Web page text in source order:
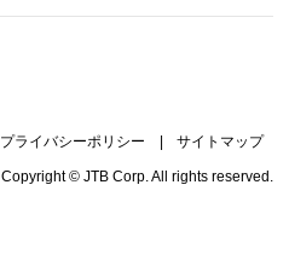
プライバシーポリシー | サイトマップ
Copyright © JTB Corp. All rights reserved.